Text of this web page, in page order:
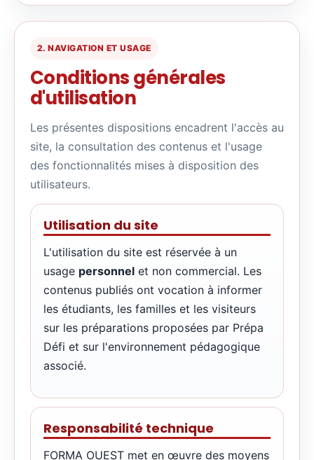
2. NAVIGATION ET USAGE
Conditions générales
d'utilisation
Les présentes dispositions encadrent l'accès au
site, la consultation des contenus et l'usage
des fonctionnalités mises à disposition des
utilisateurs.
Utilisation du site
L'utilisation du site est réservée à un
usage personnel et non commercial. Les
contenus publiés ont vocation à informer
les étudiants, les familles et les visiteurs
sur les préparations proposées par Prépa
Défi et sur l'environnement pédagogique
associé.
Responsabilité technique
FORMA OUEST met en œuvre des moyens